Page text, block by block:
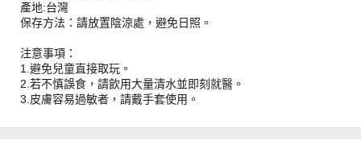
產地:台灣
保存方法：請放置陰涼處，避免日照。
注意事項：
1.避免兒童直接取玩。
2.若不慎誤食，請飲用大量清水並即刻就醫。
3.皮膚容易過敏者，請戴手套使用。